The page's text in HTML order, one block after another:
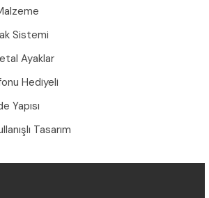
Sistemi
Ayaklar
Hediyeli
Yapısı
Tasarım